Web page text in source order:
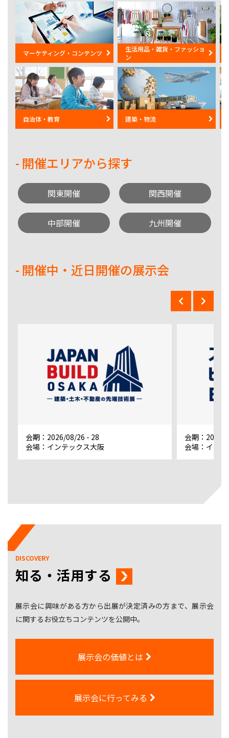
マーケティング・コンテンツ
生活用品・雑貨・ファッショ
ン
自治体・教育 建築・物流
- 開催エリアから探す
関東開催 関西開催
中部開催 九州開催
- 開催中・近日開催の展示会
会期：2026/08/26 - 28
会場：インテックス大阪
会期：2026/
会場：イン
DISCOVERY
知る・活用する
展示会に興味がある方から出展が決定済みの方まで、展示会
に関するお役立ちコンテンツを公開中。
展示会の価値とは
展示会に行ってみる